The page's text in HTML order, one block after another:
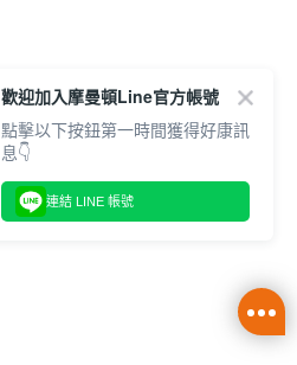
歡迎加入摩曼頓Line官方帳號
點擊以下按鈕第一時間獲得好康訊
息👇
連結 LINE 帳號